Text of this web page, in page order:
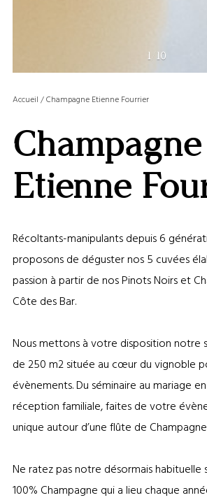
1 10
Accueil /Champagne Etienne Fourrier
Champagne
Etienne
Récoltants-manipulants depuis 6
proposons de déguster nos 5 cuvées
passion à partir de nos Pinots Noirs et
Côte des Bar.
Nous mettons à votre disposition notre
de 250 m2 située au cœur du vignoble
évènements. Du séminaire au mariage
réception familiale, faites de votre
unique autour d’une flûte de
Ne ratez pas notre désormais habituelle
100% Champagne qui a lieu chaque